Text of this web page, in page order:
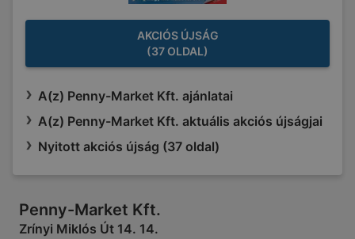
AKCIÓS ÚJSÁG
(37 OLDAL)
A(z) Penny-Market Kft. ajánlatai
A(z) Penny-Market Kft. aktuális akciós újságjai
Nyitott akciós újság (37 oldal)
Penny-Market Kft.
Zrínyi Miklós Út 14. 14.